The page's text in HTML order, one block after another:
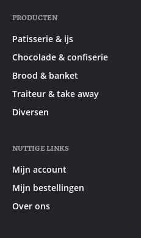
PRODUCTEN
Patisserie & ijs
Chocolade & confiserie
Brood & banket
Traiteur & take away
Diversen
NUTTIGE LINKS
Mijn account
Mijn bestellingen
Over ons